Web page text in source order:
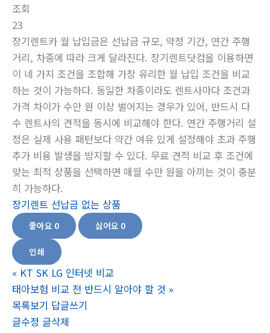
조회
23
장기렌트카 월 납입금은 선납금 규모, 약정 기간, 연간 주행
거리, 차종에 따라 크게 달라진다. 장기렌트닷컴을 이용하면
이 네 가지 조건을 조합해 가장 유리한 월 납입 조건을 비교
하는 것이 가능하다. 동일한 차종이라도 렌트사마다 조건과
가격 차이가 수만 원 이상 벌어지는 경우가 있어, 반드시 다
수 렌트사의 견적을 동시에 비교해야 한다. 연간 주행거리 설
정은 실제 사용 패턴보다 약간 여유 있게 설정해야 초과 주행
추가 비용 발생을 방지할 수 있다. 무료 견적 비교 후 조건에
맞는 최적 상품을 선택하면 매월 수만 원을 아끼는 것이 충분
히 가능하다.
장기렌트 선납금 없는 상품
좋아요 0 싫어요 0
인쇄
« KT SK LG 인터넷 비교
태아보험 비교 전 반드시 알아야 할 것 »
목록보기 답글쓰기
글수정 글삭제